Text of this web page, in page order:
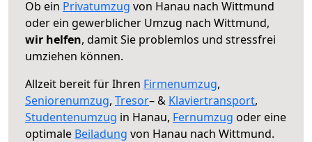
Ob ein Privatumzug von Hanau nach Wittmund
oder ein gewerblicher Umzug nach Wittmund,
wir helfen, damit Sie problemlos und stressfrei
umziehen können.
Allzeit bereit für Ihren Firmenumzug,
Seniorenumzug, Tresor– & Klaviertransport,
Studentenumzug in Hanau, Fernumzug oder eine
optimale Beiladung von Hanau nach Wittmund.